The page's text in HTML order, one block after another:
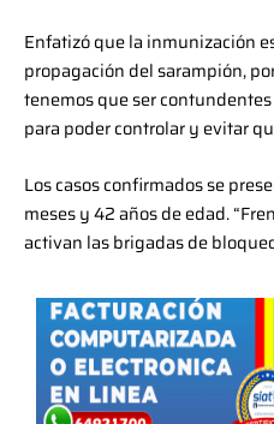
Enfatizó que la inmunización
propagación del sarampión,
tenemos que ser
para poder controlar y evitar
Los casos confirmados se
meses y 42 años de edad.
activan las brigadas de